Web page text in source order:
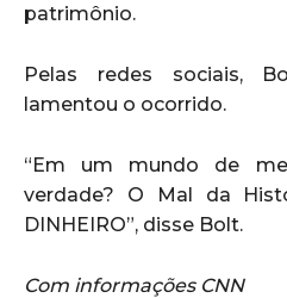
patrimônio.
Pelas redes sociais,
lamentou o ocorrido.
“Em um mundo de
verdade? O Mal da
DINHEIRO”, disse Bolt.
Com informações CNN